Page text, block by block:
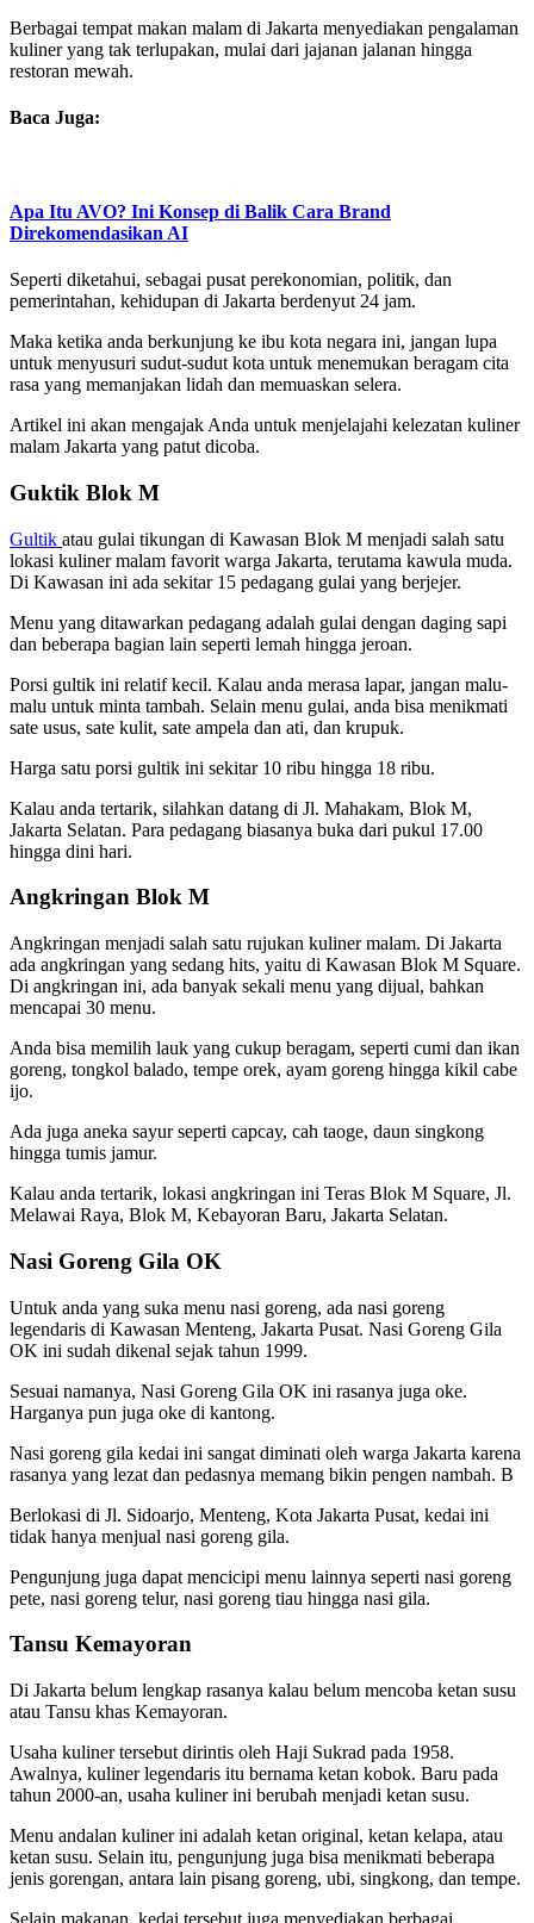
Berbagai tempat makan malam di Jakarta menyediakan pengalaman
kuliner yang tak terlupakan, mulai dari jajanan jalanan hingga
restoran mewah.
Baca Juga:
Apa Itu AVO? Ini Konsep di Balik Cara Brand
Direkomendasikan AI
Seperti diketahui, sebagai pusat perekonomian, politik, dan
pemerintahan, kehidupan di Jakarta berdenyut 24 jam.
Maka ketika anda berkunjung ke ibu kota negara ini, jangan lupa
untuk menyusuri sudut-sudut kota untuk menemukan beragam cita
rasa yang memanjakan lidah dan memuaskan selera.
Artikel ini akan mengajak Anda untuk menjelajahi kelezatan kuliner
malam Jakarta yang patut dicoba.
Guktik Blok M
Gultik atau gulai tikungan di Kawasan Blok M menjadi salah satu
lokasi kuliner malam favorit warga Jakarta, terutama kawula muda.
Di Kawasan ini ada sekitar 15 pedagang gulai yang berjejer.
Menu yang ditawarkan pedagang adalah gulai dengan daging sapi
dan beberapa bagian lain seperti lemah hingga jeroan.
Porsi gultik ini relatif kecil. Kalau anda merasa lapar, jangan malu-
malu untuk minta tambah. Selain menu gulai, anda bisa menikmati
sate usus, sate kulit, sate ampela dan ati, dan krupuk.
Harga satu porsi gultik ini sekitar 10 ribu hingga 18 ribu.
Kalau anda tertarik, silahkan datang di Jl. Mahakam, Blok M,
Jakarta Selatan. Para pedagang biasanya buka dari pukul 17.00
hingga dini hari.
Angkringan Blok M
Angkringan menjadi salah satu rujukan kuliner malam. Di Jakarta
ada angkringan yang sedang hits, yaitu di Kawasan Blok M Square.
Di angkringan ini, ada banyak sekali menu yang dijual, bahkan
mencapai 30 menu.
Anda bisa memilih lauk yang cukup beragam, seperti cumi dan ikan
goreng, tongkol balado, tempe orek, ayam goreng hingga kikil cabe
ijo.
Ada juga aneka sayur seperti capcay, cah taoge, daun singkong
hingga tumis jamur.
Kalau anda tertarik, lokasi angkringan ini Teras Blok M Square, Jl.
Melawai Raya, Blok M, Kebayoran Baru, Jakarta Selatan.
Nasi Goreng Gila OK
Untuk anda yang suka menu nasi goreng, ada nasi goreng
legendaris di Kawasan Menteng, Jakarta Pusat. Nasi Goreng Gila
OK ini sudah dikenal sejak tahun 1999.
Sesuai namanya, Nasi Goreng Gila OK ini rasanya juga oke.
Harganya pun juga oke di kantong.
Nasi goreng gila kedai ini sangat diminati oleh warga Jakarta karena
rasanya yang lezat dan pedasnya memang bikin pengen nambah. B
Berlokasi di Jl. Sidoarjo, Menteng, Kota Jakarta Pusat, kedai ini
tidak hanya menjual nasi goreng gila.
Pengunjung juga dapat mencicipi menu lainnya seperti nasi goreng
pete, nasi goreng telur, nasi goreng tiau hingga nasi gila.
Tansu Kemayoran
Di Jakarta belum lengkap rasanya kalau belum mencoba ketan susu
atau Tansu khas Kemayoran.
Usaha kuliner tersebut dirintis oleh Haji Sukrad pada 1958.
Awalnya, kuliner legendaris itu bernama ketan kobok. Baru pada
tahun 2000-an, usaha kuliner ini berubah menjadi ketan susu.
Menu andalan kuliner ini adalah ketan original, ketan kelapa, atau
ketan susu. Selain itu, pengunjung juga bisa menikmati beberapa
jenis gorengan, antara lain pisang goreng, ubi, singkong, dan tempe.
Selain makanan, kedai tersebut juga menyediakan berbagai